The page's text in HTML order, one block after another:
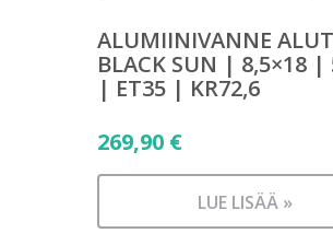
ALUMIINIVANNE
BLACK SUN | 8,5×18 |
| ET35 | KR72,6
269,90 €
LUE LISÄÄ »